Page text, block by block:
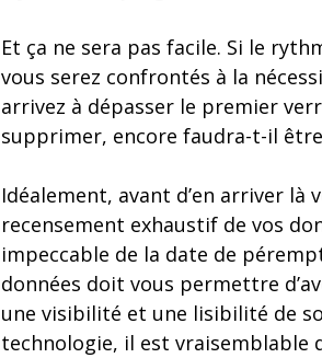
Et ça ne sera pas facile. Si le
vous serez confrontés à la
arrivez à dépasser le premier
supprimer, encore faudra-t-il
Idéalement, avant d’en arriver
recensement exhaustif de vos
impeccable de la date de
données doit vous permettre
une visibilité et une lisibilité de
technologie, il est vraisemblable